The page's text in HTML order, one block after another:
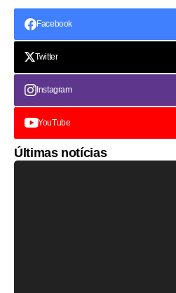
Facebook
Twitter
Instagram
YouTube
Últimas notícias